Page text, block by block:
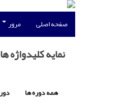
صفحه اصلی مرور
نمایه کلیدواژه ها
همه دوره ها